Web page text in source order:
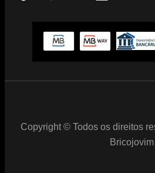
Copyright © Todos os direitos
Bricojovim